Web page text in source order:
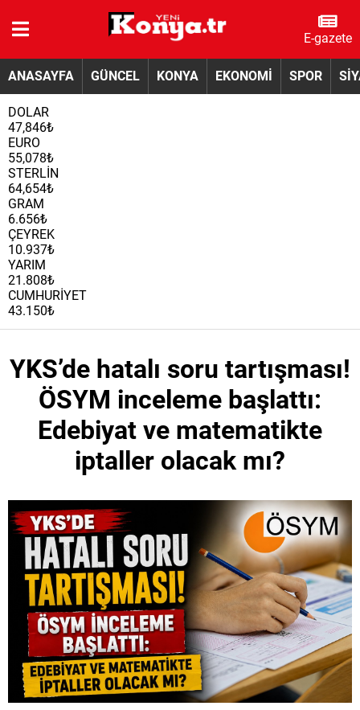
E-gazete
ANASAYFA GÜNCEL KONYA EKONOMİ SPOR
DOLAR
47,846₺
EURO
55,078₺
STERLİN
64,654₺
GRAM
6.656₺
ÇEYREK
10.937₺
YARIM
21.808₺
CUMHURİYET
43.150₺
YKS’de hatalı soru tartışması!
ÖSYM inceleme başlattı:
Edebiyat ve matematikte
iptaller olacak mı?